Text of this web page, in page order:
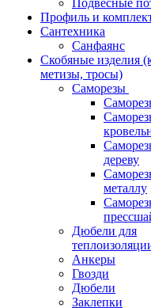
Подвесные
Профиль и
Сантехника
Санфаянс
Скобяные изделия
метизы, тросы)
Саморезы
дереву
металлу
Дюбели для
Анкеры
Гвозди
Дюбели
Заклепки